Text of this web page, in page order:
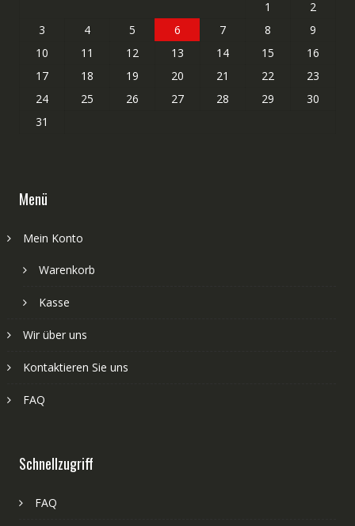
1
2
3
4 5 6 7 8
9
10
11 12 13 14 15
16
17
18 19 20 21 22
23
24
25 26 27 28 29
30
31
Menü
Mein Konto
Warenkorb
Kasse
Wir über uns
Kontaktieren Sie uns
FAQ
Schnellzugriff
FAQ